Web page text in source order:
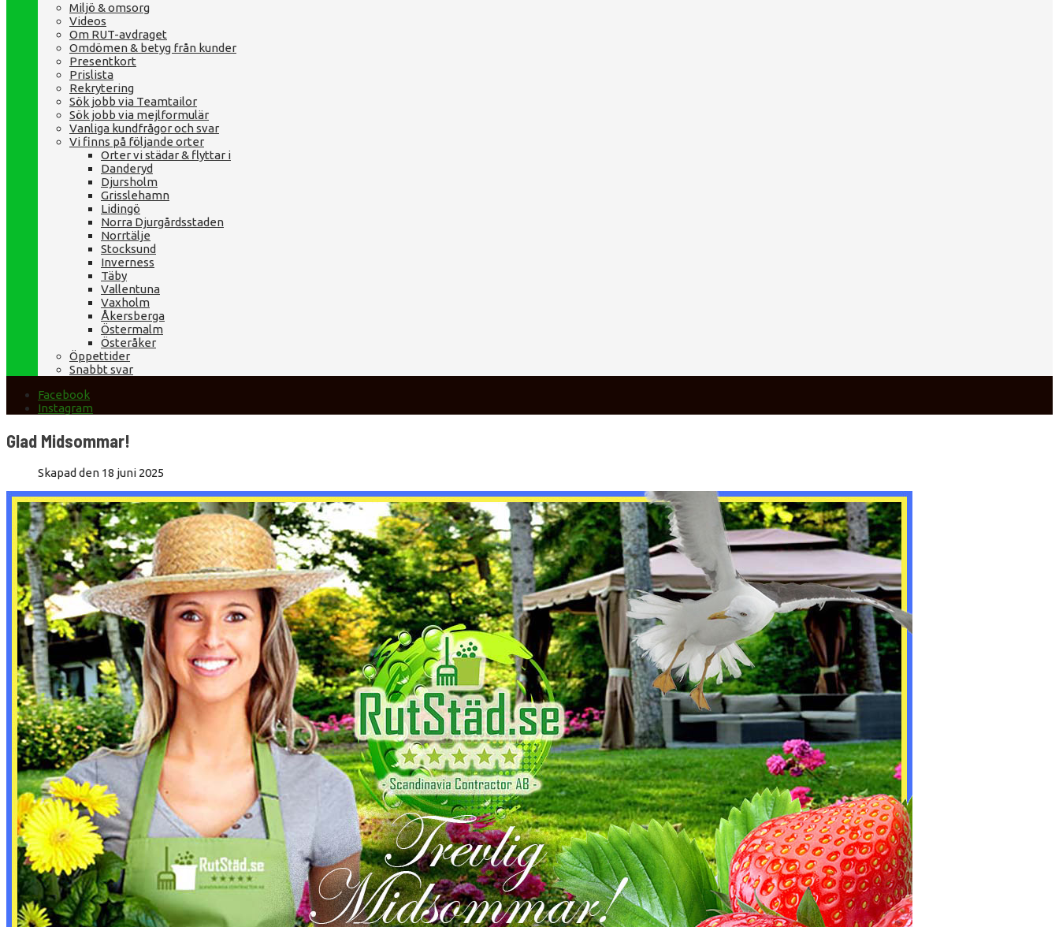
Miljö & omsorg
Videos
Om RUT-avdraget
Omdömen & betyg från kunder
Presentkort
Prislista
Rekrytering
Sök jobb via Teamtailor
Sök jobb via mejlformulär
Vanliga kundfrågor och svar
Vi finns på följande orter
Orter vi städar & flyttar i
Danderyd
Djursholm
Grisslehamn
Lidingö
Norra Djurgårdsstaden
Norrtälje
Stocksund
Inverness
Täby
Vallentuna
Vaxholm
Åkersberga
Östermalm
Österåker
Öppettider
Snabbt svar
Facebook
Instagram
Glad Midsommar!
Skapad den 18 juni 2025